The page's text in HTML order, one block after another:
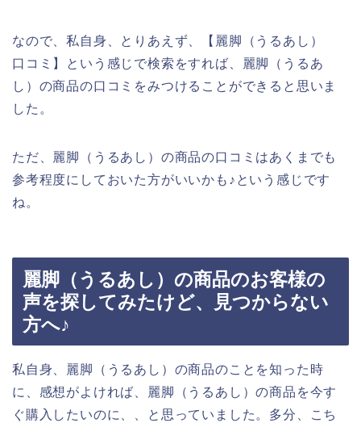
なので、私自身、とりあえず、【麗脚（うるあし）
口コミ】という感じで検索をすれば、麗脚（うるあ
し）の商品の口コミをみつけることができると思いま
した。
ただ、麗脚（うるあし）の商品の口コミはあくまでも
参考程度にしておいた方がいいかも♪という感じです
ね。
麗脚（うるあし）の商品のお客様の
声を探してみたけど、見つからない
方へ♪
私自身、麗脚（うるあし）の商品のことを知った時
に、感想がよければ、麗脚（うるあし）の商品を今す
ぐ購入したいのに、、と思っていました。多分、こち